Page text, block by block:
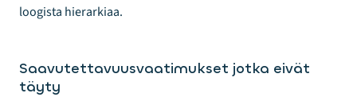
loogista hierarkiaa.
Saavutettavuusvaatimukset jotka eivät
täyty